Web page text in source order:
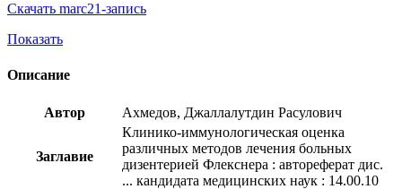
Скачать marc21-запись
Показать
Описание
Автор Ахмедов, Джаллалутдин Расулович
Заглавие
Клинико-иммунологическая оценка
различных методов лечения больных
дизентерией Флекснера : автореферат дис.
... кандидата медицинских наук : 14.00.10